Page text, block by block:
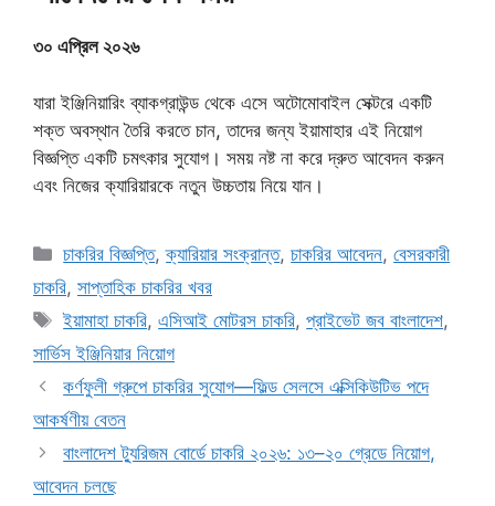
৩০ এপ্রিল ২০২৬
যারা ইঞ্জিনিয়ারিং ব্যাকগ্রাউন্ড থেকে এসে অটোমোবাইল সেক্টরে একটি
শক্ত অবস্থান তৈরি করতে চান, তাদের জন্য ইয়ামাহার এই নিয়োগ
বিজ্ঞপ্তি একটি চমৎকার সুযোগ। সময় নষ্ট না করে দ্রুত আবেদন করুন
এবং নিজের ক্যারিয়ারকে নতুন উচ্চতায় নিয়ে যান।
Categories
চাকরির বিজ্ঞপ্তি,ক্যারিয়ার সংক্রান্ত,চাকরির আবেদন,বেসরকারী
চাকরি, সাপ্তাহিক চাকরির খবর
Tags
ইয়ামাহা চাকরি,এসিআই মোটরস চাকরি,প্রাইভেট জব বাংলাদেশ,
সার্ভিস ইঞ্জিনিয়ার নিয়োগ
কর্ণফুলী গ্রুপে চাকরির সুযোগ—ফিল্ড সেলসে এক্সিকিউটিভ পদে
আকর্ষণীয় বেতন
বাংলাদেশ ট্যুরিজম বোর্ডে চাকরি ২০২৬: ১৩–২০ গ্রেডে নিয়োগ,
আবেদন চলছে